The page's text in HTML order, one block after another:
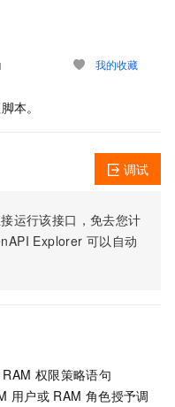
我的收藏
本。
运行该接口，免去您计
Explorer 可以自动
调试
RAM 权限策略语句
用户或 RAM 角色授予调